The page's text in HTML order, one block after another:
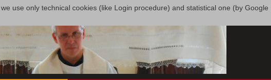
use only technical cookies (like Login procedure) and statistical one (by Google